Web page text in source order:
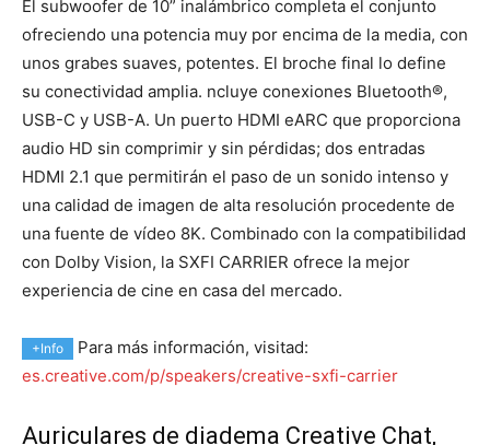
El subwoofer de 10” inalámbrico completa el conjunto
ofreciendo una potencia muy por encima de la media, con
unos grabes suaves, potentes. El broche final lo define
su conectividad amplia. ncluye conexiones Bluetooth®,
USB-C y USB-A. Un puerto HDMI eARC que proporciona
audio HD sin comprimir y sin pérdidas; dos entradas
HDMI 2.1 que permitirán el paso de un sonido intenso y
una calidad de imagen de alta resolución procedente de
una fuente de vídeo 8K. Combinado con la compatibilidad
con Dolby Vision, la SXFI CARRIER ofrece la mejor
experiencia de cine en casa del mercado.
+Info
Para más información, visitad:
es.creative.com/p/speakers/creative-sxfi-carrier
Auriculares de diadema Creative Chat,